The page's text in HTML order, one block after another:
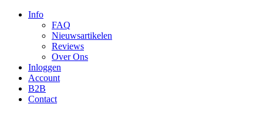
Info
FAQ
Nieuwsartikelen
Reviews
Over Ons
Inloggen
Account
B2B
Contact